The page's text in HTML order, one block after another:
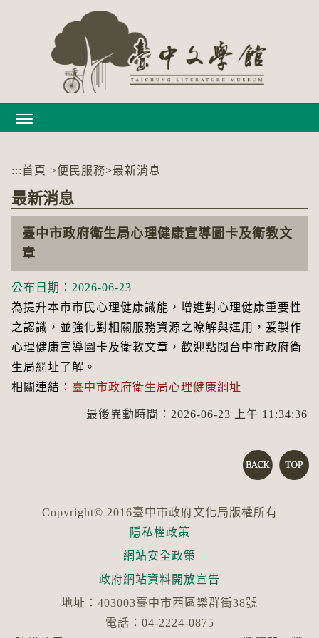
:::首頁 >便民服務>最新消息
最新消息
臺中市政府衛生局心理健康宣導圖卡及衛教文
章
公布日期：2026-06-23
為提升本市市民心理健康識能，增進對心理健康重要性
之認識，並強化對相關服務資源之瞭解與運用，爰製作
心理健康宣導圖卡及衛教文章，歡迎點閱台中市政府衛
生局網址了解。
相關連結： 臺中市政府衛生局心理健康網址
最後異動時間：2026-06-23 上午 11:34:36
Copyright© 2016臺中市政府文化局版權所有
隱私權政策
網站安全政策
政府網站資料開放宣告
地址：403003臺中市西區樂群街38號
電話：04-2224-0875